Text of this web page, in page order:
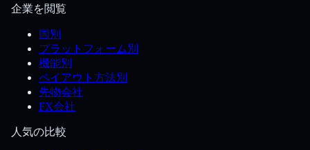
企業を閲覧
国別
プラットフォーム別
機能別
ペイアウト方法別
先物会社
FX会社
人気の比較